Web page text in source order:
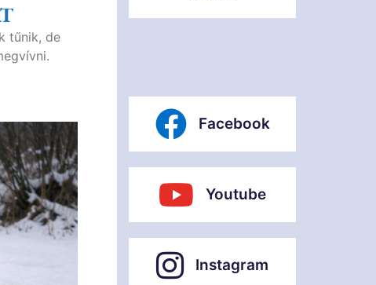
tűnik, de
Facebook
Youtube
Instagram